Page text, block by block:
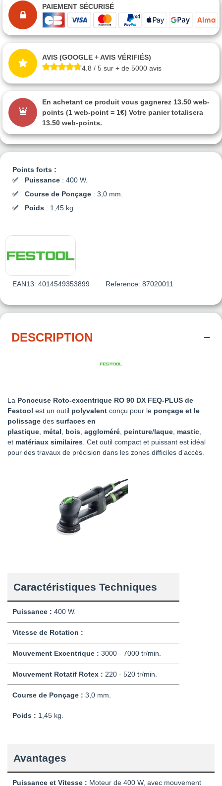
Points forts :
Puissance : 400 W.
Course de Ponçage : 3,0 mm.
Poids : 1,45 kg.
EAN13: 4014549353899 Reference: 87020011
PAIEMENT SÉCURISÉ
AVIS (GOOGLE + AVIS VÉRIFIÉS)
4.8 / 5 sur + de 5000 avis
En achetant ce produit vous gagnerez 13.50 web-
points (1 web-point = 1€) Votre panier totalisera
13.50 web-points.
DESCRIPTION
La Ponceuse Roto-excentrique RO 90 DX FEQ-PLUS de
Festool est un outil polyvalent conçu pour le ponçage et le
polissage des surfaces en
plastique métal bois aggloméré peinture/laque mastic
et matériaux similaires . Cet outil compact et puissant est idéal
pour des travaux de précision dans les zones difficiles d'accès.
Caractéristiques Techniques
Puissance : 400 W.
Vitesse de Rotation :
Mouvement Excentrique : 3000 - 7000 tr/min.
Mouvement Rotatif Rotex : 220 - 520 tr/min.
Course de Ponçage : 3,0 mm.
Poids : 1,45 kg.
Avantages
Puissance et Vitesse : Moteur de 400 W, avec mouvement